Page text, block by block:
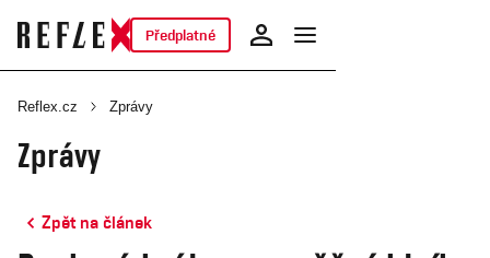
Předplatné
Reflex.cz Zprávy
Zprávy
Zpět na článek